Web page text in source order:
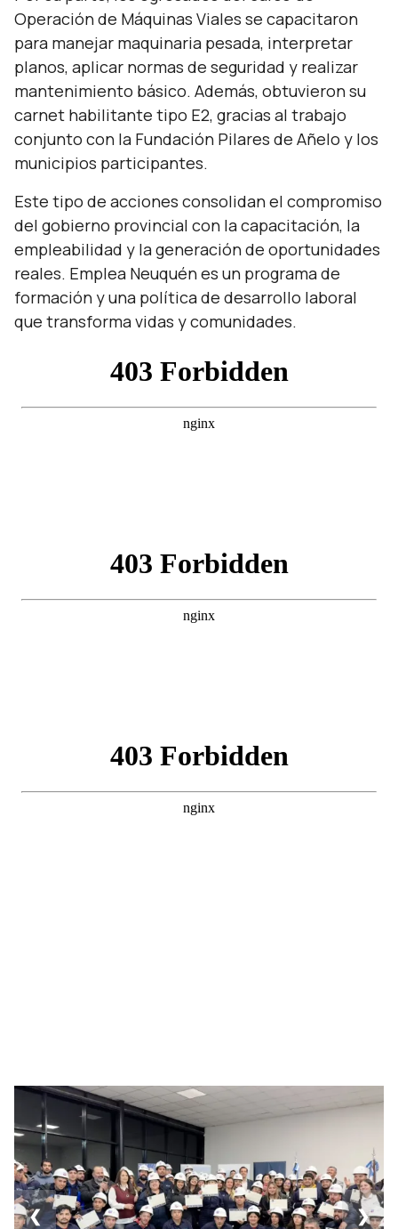
Operación de Máquinas Viales se capacitaron
para manejar maquinaria pesada, interpretar
planos, aplicar normas de seguridad y realizar
mantenimiento básico. Además, obtuvieron su
carnet habilitante tipo E2, gracias al trabajo
conjunto con la Fundación Pilares de Añelo y los
municipios participantes.
Este tipo de acciones consolidan el compromiso
del gobierno provincial con la capacitación, la
empleabilidad y la generación de oportunidades
reales. Emplea Neuquén es un programa de
formación y una política de desarrollo laboral
que transforma vidas y comunidades.
❮ ❯